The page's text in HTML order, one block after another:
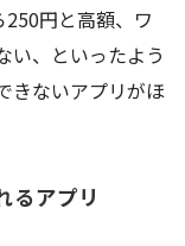
円と高額、ワ
い、といったよう
きないアプリがほ
るアプリ